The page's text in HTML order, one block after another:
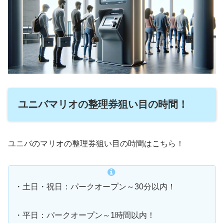
ユニバマリオの整理券狙い目の時間！
ユニバのマリオの整理券狙い目の時間はこちら！
・土日・祝日：パークオープン～30分以内！
・平日：パークオープン～1時間以内！